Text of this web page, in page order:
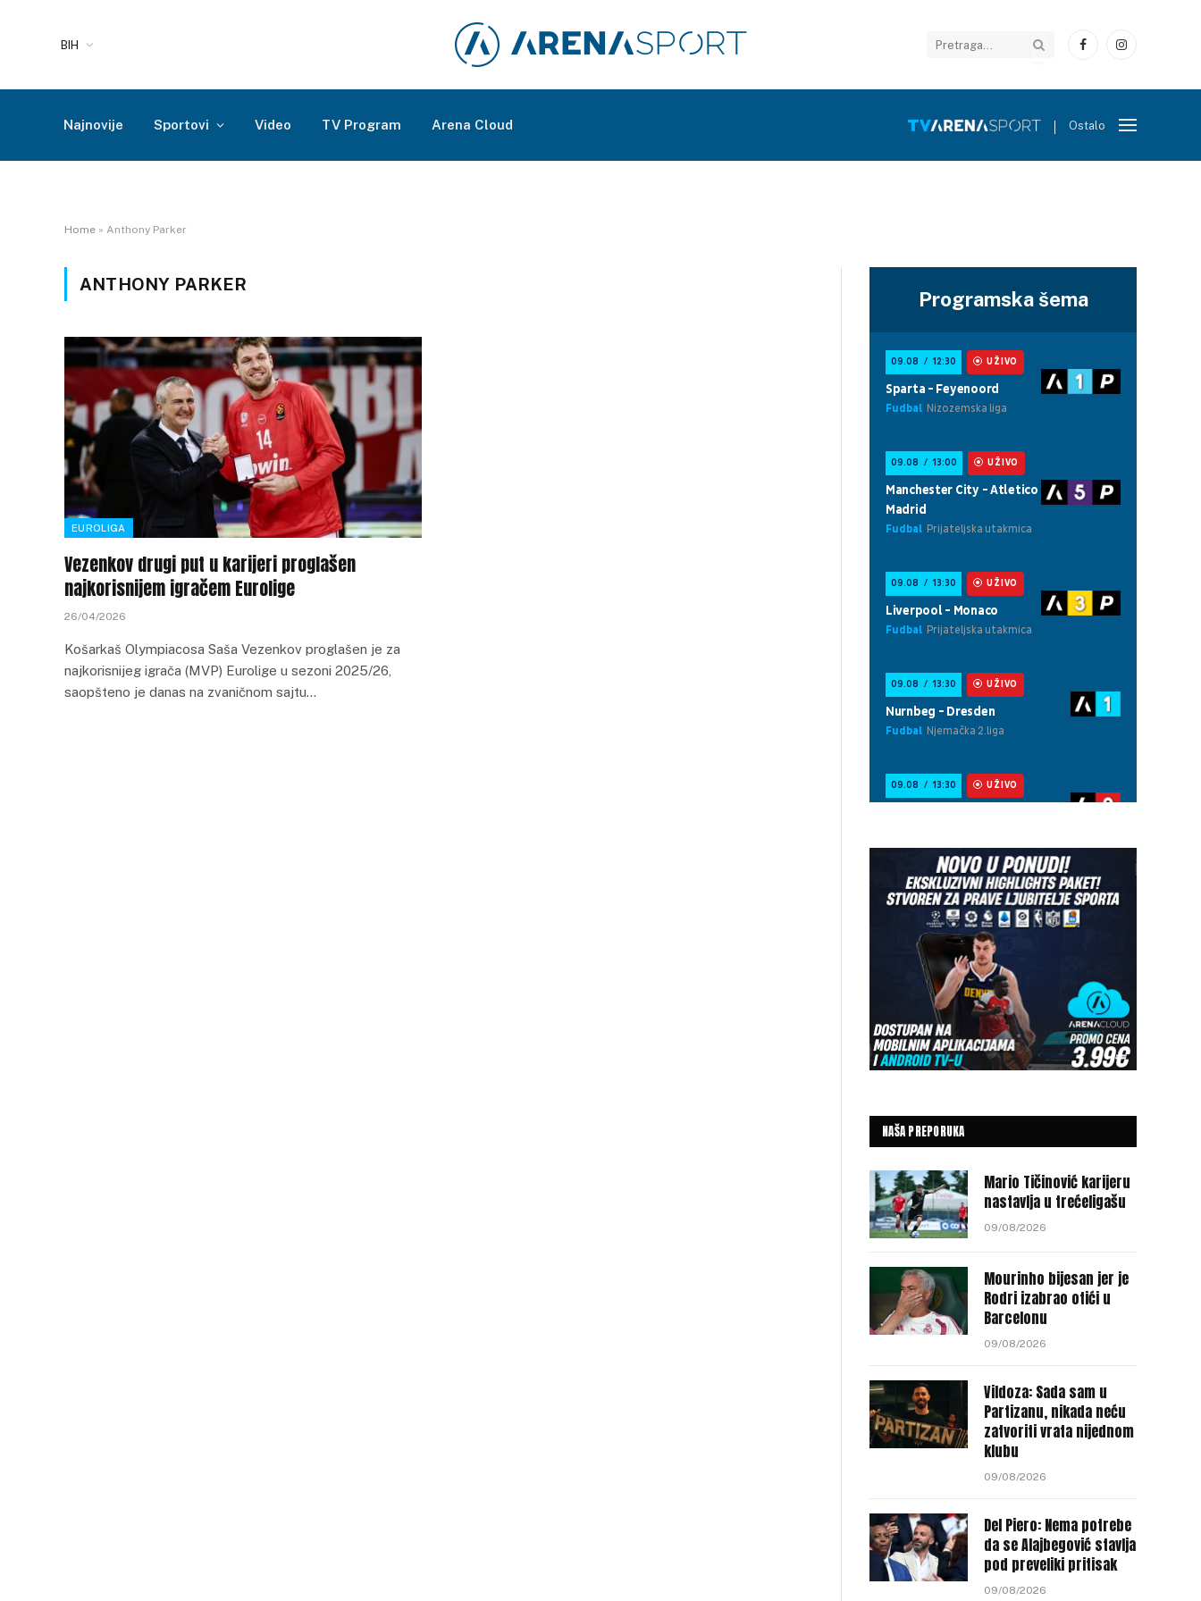
BIH
FacebookInstagram
Najnovije Sportovi Video TV Program Arena Cloud Ostalo
Home » Anthony Parker
ANTHONY PARKER
EUROLIGA
Vezenkov drugi put u karijeri proglašen
najkorisnijem igračem Eurolige
26/04/2026
Košarkaš Olympiacosa Saša Vezenkov proglašen je za
najkorisnijeg igrača (MVP) Eurolige u sezoni 2025/26,
saopšteno je danas na zvaničnom sajtu…
Programska šema
NAŠA PREPORUKA
Mario Tičinović karijeru
nastavlja u trećeligašu
09/08/2026
Mourinho bijesan jer je
Rodri izabrao otići u
Barcelonu
09/08/2026
Vildoza: Sada sam u
Partizanu, nikada neću
zatvoriti vrata nijednom
klubu
09/08/2026
Del Piero: Nema potrebe
da se Alajbegović stavlja
pod preveliki pritisak
09/08/2026